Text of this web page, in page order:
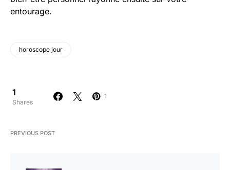
entourage.
horoscope jour
1
Shares
1
PREVIOUS POST